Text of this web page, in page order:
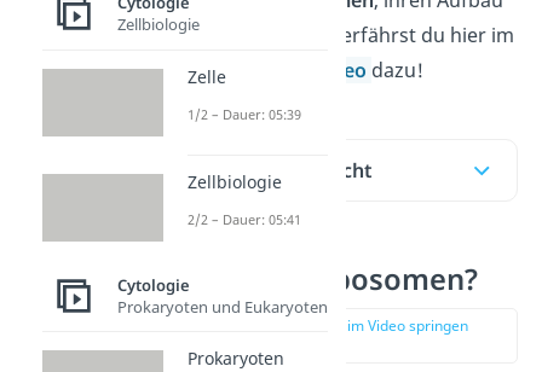
und ihre Funktion erfährst du hier im
Beitrag und im
Video dazu!
Inhaltsübersicht
Was sind Ribosomen?
zur Stelle im Video springen
Zellbiologie
Zelle
1/2 – Dauer: 05:39
Zellbiologie
2/2 – Dauer: 05:41
Cytologie
Prokaryoten und Eukaryoten
Prokaryoten